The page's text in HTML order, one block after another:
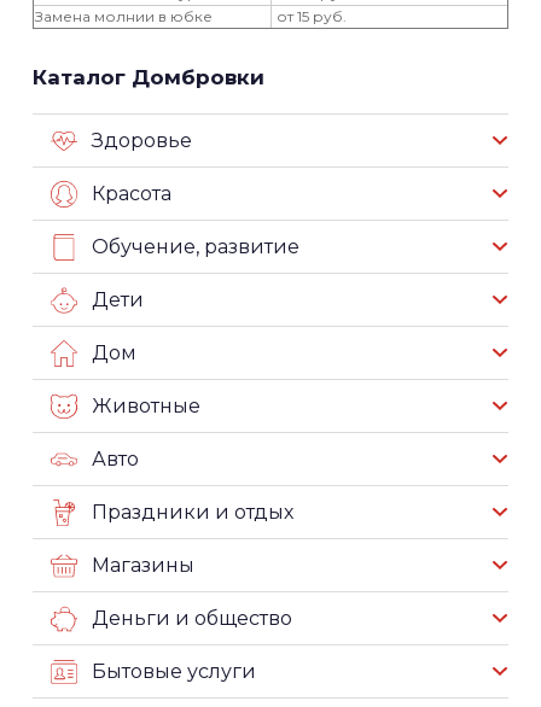
Замена молнии в юбке
от 15 руб.
Каталог Домбровки
Здоровье
Красота
Обучение, развитие
Дети
Дом
Животные
Авто
Праздники и отдых
Магазины
Деньги и общество
Бытовые услуги